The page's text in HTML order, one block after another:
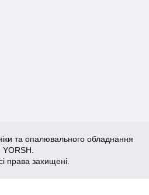
та опалювального обладнання
YORSH.
права захищені.